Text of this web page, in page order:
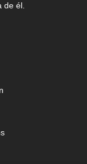
de él.